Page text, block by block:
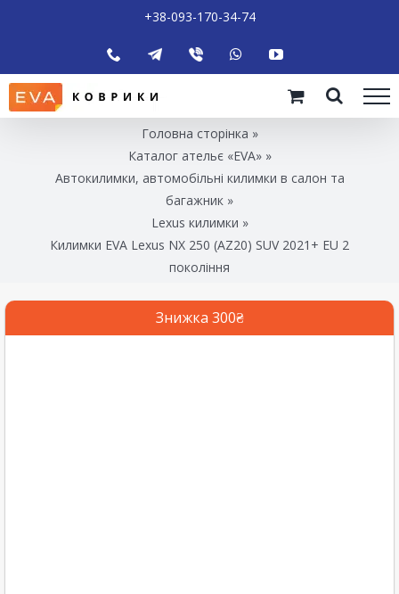
+38-093-170-34-74
Головна сторінка »
Каталог ательє «EVA»»
Автокилимки, автомобільні килимки в салон та
багажник »
Lexus килимки »
Килимки EVA Lexus NX 250 (AZ20) SUV 2021+ EU 2
покоління
Знижка 300₴